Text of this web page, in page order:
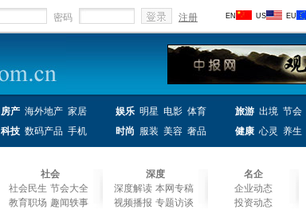
密码 注册 EN US EU
房产 海外地产 家居 娱乐 明星 电影 体育 旅游 出境 节会
科技 数码产品 手机 时尚 服装 美容 奢品 健康 心灵 养生
社会
社会民生 节会大全
教育职场 趣闻轶事
深度
深度解读 本网专稿
视频播报 专题访谈
名企
企业动态
投资动态